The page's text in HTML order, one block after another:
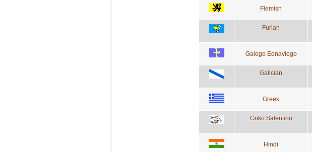
Flemish
Furlan
Galego Eonaviego
Galician
Greek
Griko Salentino
Hindi